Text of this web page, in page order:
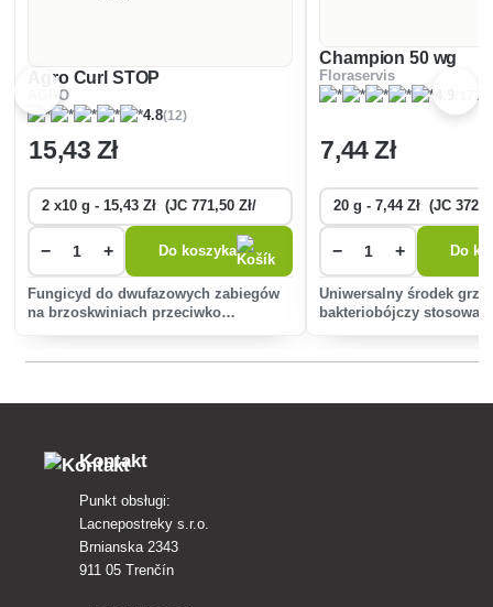
Agro Curl STOP
AGRO
4.8(12)
15,43 Zł
− + Do koszyka
Fungicyd do dwufazowych zabiegów
na brzoskwiniach przeciwko
Champion 50 wg
Floraservis
(170)
7,44 Zł
− + Do
Uniwersalny środek
bakteriobójczy
Kontakt
Punkt obsługi:
Lacnepostreky s.r.o.
Brnianska 2343
911 05 Trenčín